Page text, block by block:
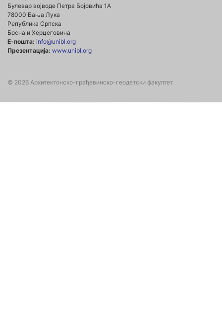
Булевар војводе Петра Бојовића 1А
78000 Бања Лука
Република Српска
Босна и Херцеговина
Е-пошта: info@unibl.org
Презентација: www.unibl.org
© 2026 Архитектонско-грађевинско-геодетски факултет